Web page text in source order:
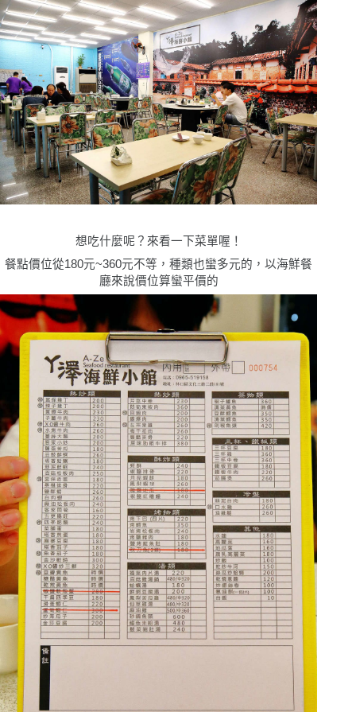
想吃什麼呢？來看一下菜單喔！
餐點價位從180元~360元不等，種類也蠻多元的，以海鮮餐
廳來說價位算蠻平價的